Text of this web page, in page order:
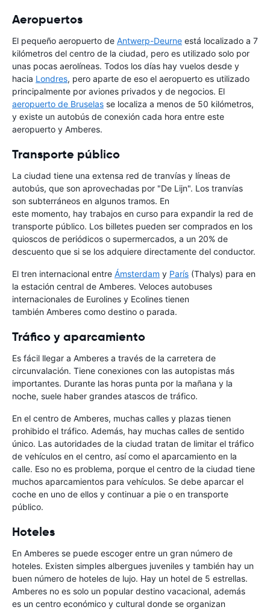
Aeropuertos
El pequeño aeropuerto de Antwerp-Deurne está localizado a 7
kilómetros del centro de la ciudad, pero es utilizado solo por
unas pocas aerolíneas. Todos los días hay vuelos desde y
hacia Londres, pero aparte de eso el aeropuerto es utilizado
principalmente por aviones privados y de negocios. El
aeropuerto de Bruselas se localiza a menos de 50 kilómetros,
y existe un autobús de conexión cada hora entre este
aeropuerto y Amberes.
Transporte público
La ciudad tiene una extensa red de tranvías y líneas de
autobús, que son aprovechadas por "De Lijn". Los tranvías
son subterráneos en algunos tramos. En
este momento, hay trabajos en curso para expandir la red de
transporte público. Los billetes pueden ser comprados en los
quioscos de periódicos o supermercados, a un 20% de
descuento que si se los adquiere directamente del conductor.
El tren internacional entre Ámsterdam y París (Thalys) para en
la estación central de Amberes. Veloces autobuses
internacionales de Eurolines y Ecolines tienen
también Amberes como destino o parada.
Tráfico y aparcamiento
Es fácil llegar a Amberes a través de la carretera de
circunvalación. Tiene conexiones con las autopistas más
importantes. Durante las horas punta por la mañana y la
noche, suele haber grandes atascos de tráfico.
En el centro de Amberes, muchas calles y plazas tienen
prohibido el tráfico. Además, hay muchas calles de sentido
único. Las autoridades de la ciudad tratan de limitar el tráfico
de vehículos en el centro, así como el aparcamiento en la
calle. Eso no es problema, porque el centro de la ciudad tiene
muchos aparcamientos para vehículos. Se debe aparcar el
coche en uno de ellos y continuar a pie o en transporte
público.
Hoteles
En Amberes se puede escoger entre un gran número de
hoteles. Existen simples albergues juveniles y también hay un
buen número de hoteles de lujo. Hay un hotel de 5 estrellas.
Amberes no es solo un popular destino vacacional, además
es un centro económico y cultural donde se organizan